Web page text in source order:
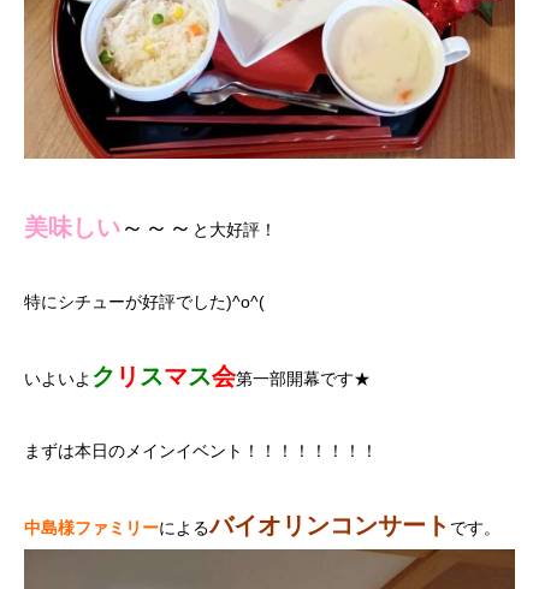
美味しい～～～ と大好評！
特にシチューが好評でした)^o^(
いよいよ ク リ スマス会第一部開幕です★
まずは本日のメインイベント！！！！！！！！
中島様ファミリーによるバイオリンコンサート です。